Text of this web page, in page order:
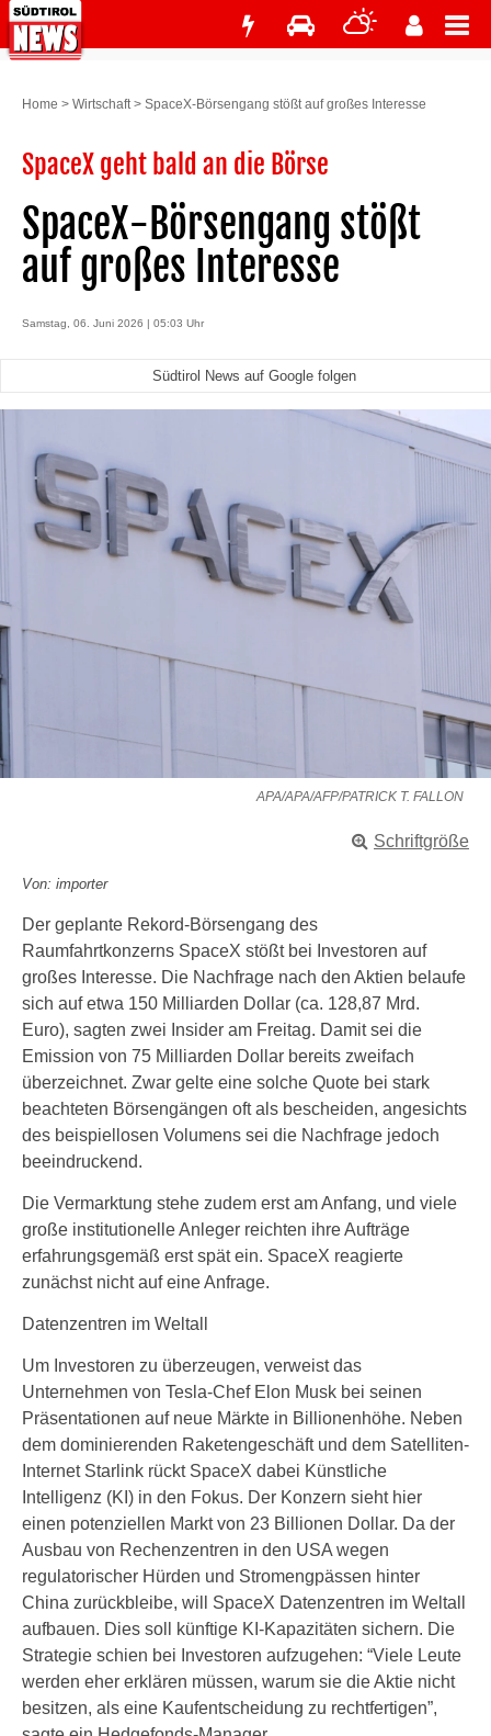
Home > Wirtschaft> SpaceX-Börsengang stößt auf großes Interesse
SpaceX geht bald an die Börse
SpaceX-Börsengang stößt
auf großes Interesse
Samstag, 06. Juni 2026 | 05:03 Uhr
Südtirol News auf Google folgen
APA/APA/AFP/PATRICK T. FALLON
Schriftgröße
Von: importer
Der geplante Rekord-Börsengang des
Raumfahrtkonzerns SpaceX stößt bei Investoren auf
großes Interesse. Die Nachfrage nach den Aktien belaufe
sich auf etwa 150 Milliarden Dollar (ca. 128,87 Mrd.
Euro), sagten zwei Insider am Freitag. Damit sei die
Emission von 75 Milliarden Dollar bereits zweifach
überzeichnet. Zwar gelte eine solche Quote bei stark
beachteten Börsengängen oft als bescheiden, angesichts
des beispiellosen Volumens sei die Nachfrage jedoch
beeindruckend.
Die Vermarktung stehe zudem erst am Anfang, und viele
große institutionelle Anleger reichten ihre Aufträge
erfahrungsgemäß erst spät ein. SpaceX reagierte
zunächst nicht auf eine Anfrage.
Datenzentren im Weltall
Um Investoren zu überzeugen, verweist das
Unternehmen von Tesla-Chef Elon Musk bei seinen
Präsentationen auf neue Märkte in Billionenhöhe. Neben
dem dominierenden Raketengeschäft und dem Satelliten-
Internet Starlink rückt SpaceX dabei Künstliche
Intelligenz (KI) in den Fokus. Der Konzern sieht hier
einen potenziellen Markt von 23 Billionen Dollar. Da der
Ausbau von Rechenzentren in den USA wegen
regulatorischer Hürden und Stromengpässen hinter
China zurückbleibe, will SpaceX Datenzentren im Weltall
aufbauen. Dies soll künftige KI-Kapazitäten sichern. Die
Strategie schien bei Investoren aufzugehen: “Viele Leute
werden eher erklären müssen, warum sie die Aktie nicht
besitzen, als eine Kaufentscheidung zu rechtfertigen”,